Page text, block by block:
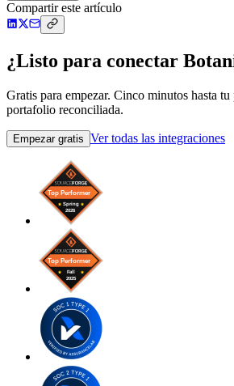
Compartir este artículo
¿Listo para conectar
Gratis para empezar. Cinco minutos hasta
portafolio reconciliada.
Empezar gratis Ver todas las integraciones